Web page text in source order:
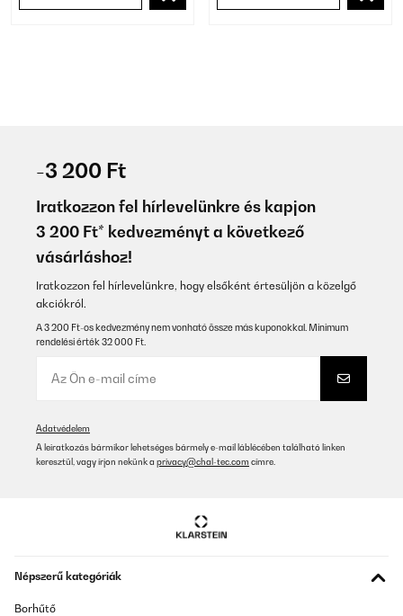
-3 200 Ft
Iratkozzon fel hírlevelünkre és kapjon
3 200 Ft* kedvezményt a következő
vásárláshoz!
Iratkozzon fel hírlevelünkre, hogy elsőként értesüljön a közelgő
akciókról.
A 3 200 Ft-os kedvezmény nem vonható össze más kuponokkal. Minimum
rendelési érték 32 000 Ft.
Adatvédelem
A leiratkozás bármikor lehetséges bármely e-mail láblécében található linken
keresztül, vagy írjon nekünk a privacy@chal-tec.com címre.
Népszerű kategóriák
Borhűtő